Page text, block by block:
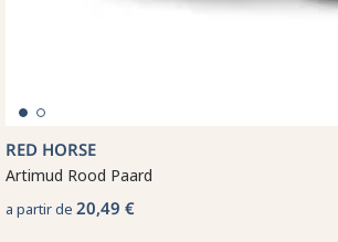
RED HORSE
Artimud Rood Paard
a partir de 20,49 €